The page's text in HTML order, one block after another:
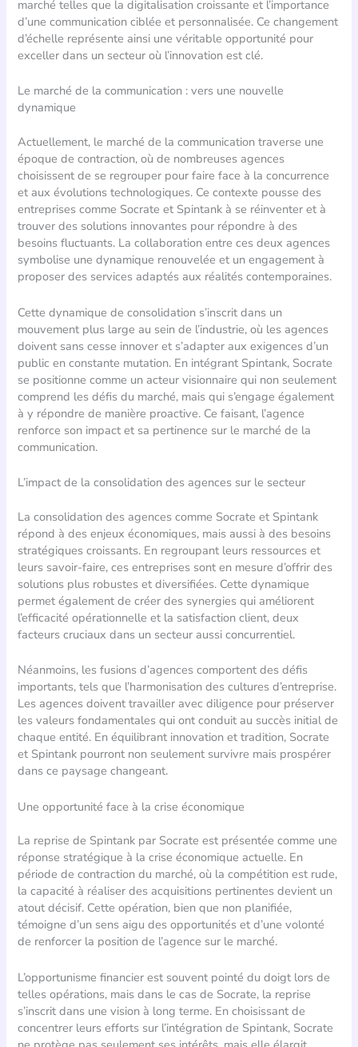
marché telles que la digitalisation croissante et l’importance
d’une communication ciblée et personnalisée. Ce changement
d’échelle représente ainsi une véritable opportunité pour
exceller dans un secteur où l’innovation est clé.
Le marché de la communication : vers une nouvelle
dynamique
Actuellement, le marché de la communication traverse une
époque de contraction, où de nombreuses agences
choisissent de se regrouper pour faire face à la concurrence
et aux évolutions technologiques. Ce contexte pousse des
entreprises comme Socrate et Spintank à se réinventer et à
trouver des solutions innovantes pour répondre à des
besoins fluctuants. La collaboration entre ces deux agences
symbolise une dynamique renouvelée et un engagement à
proposer des services adaptés aux réalités contemporaines.
Cette dynamique de consolidation s’inscrit dans un
mouvement plus large au sein de l’industrie, où les agences
doivent sans cesse innover et s’adapter aux exigences d’un
public en constante mutation. En intégrant Spintank, Socrate
se positionne comme un acteur visionnaire qui non seulement
comprend les défis du marché, mais qui s’engage également
à y répondre de manière proactive. Ce faisant, l’agence
renforce son impact et sa pertinence sur le marché de la
communication.
L’impact de la consolidation des agences sur le secteur
La consolidation des agences comme Socrate et Spintank
répond à des enjeux économiques, mais aussi à des besoins
stratégiques croissants. En regroupant leurs ressources et
leurs savoir-faire, ces entreprises sont en mesure d’offrir des
solutions plus robustes et diversifiées. Cette dynamique
permet également de créer des synergies qui améliorent
l’efficacité opérationnelle et la satisfaction client, deux
facteurs cruciaux dans un secteur aussi concurrentiel.
Néanmoins, les fusions d’agences comportent des défis
importants, tels que l’harmonisation des cultures d’entreprise.
Les agences doivent travailler avec diligence pour préserver
les valeurs fondamentales qui ont conduit au succès initial de
chaque entité. En équilibrant innovation et tradition, Socrate
et Spintank pourront non seulement survivre mais prospérer
dans ce paysage changeant.
Une opportunité face à la crise économique
La reprise de Spintank par Socrate est présentée comme une
réponse stratégique à la crise économique actuelle. En
période de contraction du marché, où la compétition est rude,
la capacité à réaliser des acquisitions pertinentes devient un
atout décisif. Cette opération, bien que non planifiée,
témoigne d’un sens aigu des opportunités et d’une volonté
de renforcer la position de l’agence sur le marché.
L’opportunisme financier est souvent pointé du doigt lors de
telles opérations, mais dans le cas de Socrate, la reprise
s’inscrit dans une vision à long terme. En choisissant de
concentrer leurs efforts sur l’intégration de Spintank, Socrate